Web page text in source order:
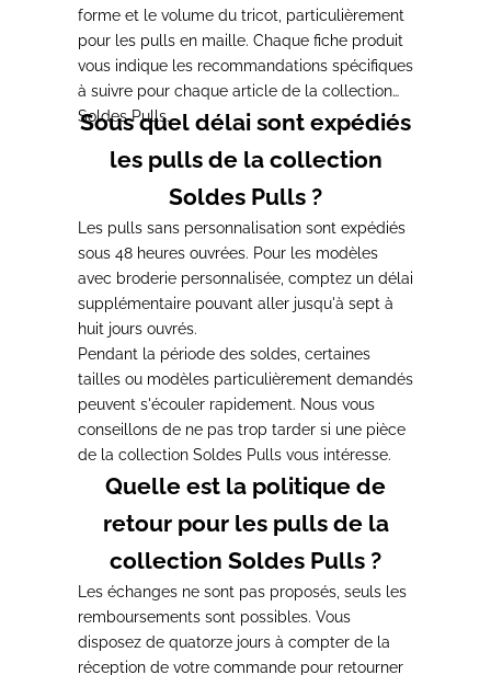
forme et le volume du tricot, particulièrement
pour les pulls en maille. Chaque fiche produit
vous indique les recommandations spécifiques
à suivre pour chaque article de la collection
Soldes Pulls.
Sous quel délai sont expédiés
les pulls de la collection
Soldes Pulls ?
Les pulls sans personnalisation sont expédiés
sous 48 heures ouvrées. Pour les modèles
avec broderie personnalisée, comptez un délai
supplémentaire pouvant aller jusqu'à sept à
huit jours ouvrés.
Pendant la période des soldes, certaines
tailles ou modèles particulièrement demandés
peuvent s'écouler rapidement. Nous vous
conseillons de ne pas trop tarder si une pièce
de la collection Soldes Pulls vous intéresse.
Quelle est la politique de
retour pour les pulls de la
collection Soldes Pulls ?
Les échanges ne sont pas proposés, seuls les
remboursements sont possibles. Vous
disposez de quatorze jours à compter de la
réception de votre commande pour retourner